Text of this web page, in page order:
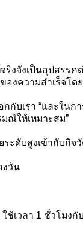
จังเป็นอุปสรรค
งความสำเร็จโด
กับเรา “และใน
ณ์ให้เหมาะสม”
ดับสูงเข้ากับกิจวั
งวัน
ช้เวลา 1 ชั่วโมง